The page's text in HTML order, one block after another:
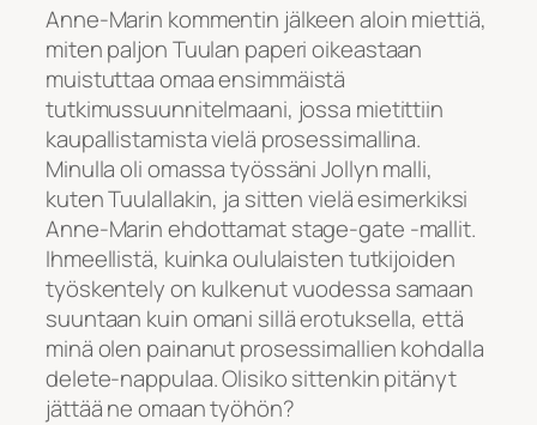
Anne-Marin kommentin jälkeen aloin miettiä,
miten paljon Tuulan paperi oikeastaan
muistuttaa omaa ensimmäistä
tutkimussuunnitelmaani, jossa mietittiin
kaupallistamista vielä prosessimallina.
Minulla oli omassa työssäni Jollyn malli,
kuten Tuulallakin, ja sitten vielä esimerkiksi
Anne-Marin ehdottamat stage-gate -mallit.
Ihmeellistä, kuinka oululaisten tutkijoiden
työskentely on kulkenut vuodessa samaan
suuntaan kuin omani sillä erotuksella, että
minä olen painanut prosessimallien kohdalla
delete-nappulaa. Olisiko sittenkin pitänyt
jättää ne omaan työhön?